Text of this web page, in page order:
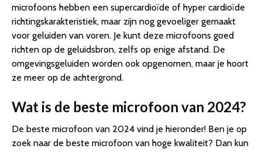
microfoons hebben een supercardioïde of hyper cardioïde
richtingskarakteristiek, maar zijn nog gevoeliger gemaakt
voor geluiden van voren. Je kunt deze microfoons goed
richten op de geluidsbron, zelfs op enige afstand. De
omgevingsgeluiden worden ook opgenomen, maar je hoort
ze meer op de achtergrond.
Wat is de beste microfoon van 2024?
De beste microfoon van 2024 vind je hieronder! Ben je op
zoek naar de beste microfoon van hoge kwaliteit? Dan kun